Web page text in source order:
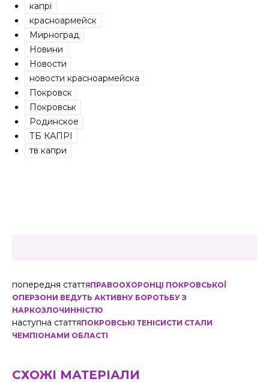
капрі
красноармейск
Мирноград
Новини
Новости
новости красноармейска
Покровск
Покровськ
Родинское
ТБ КАПРІ
тв капри
попередня статтяПРАВООХОРОНЦІ ПОКРОВСЬКОЇ
ОПЕРЗОНИ ВЕДУТЬ АКТИВНУ БОРОТЬБУ З
НАРКОЗЛОЧИННІСТЮ
наступна статтяПОКРОВСЬКІ ТЕНІСИСТИ СТАЛИ
ЧЕМПІОНАМИ ОБЛАСТІ
СХОЖІ МАТЕРІАЛИ